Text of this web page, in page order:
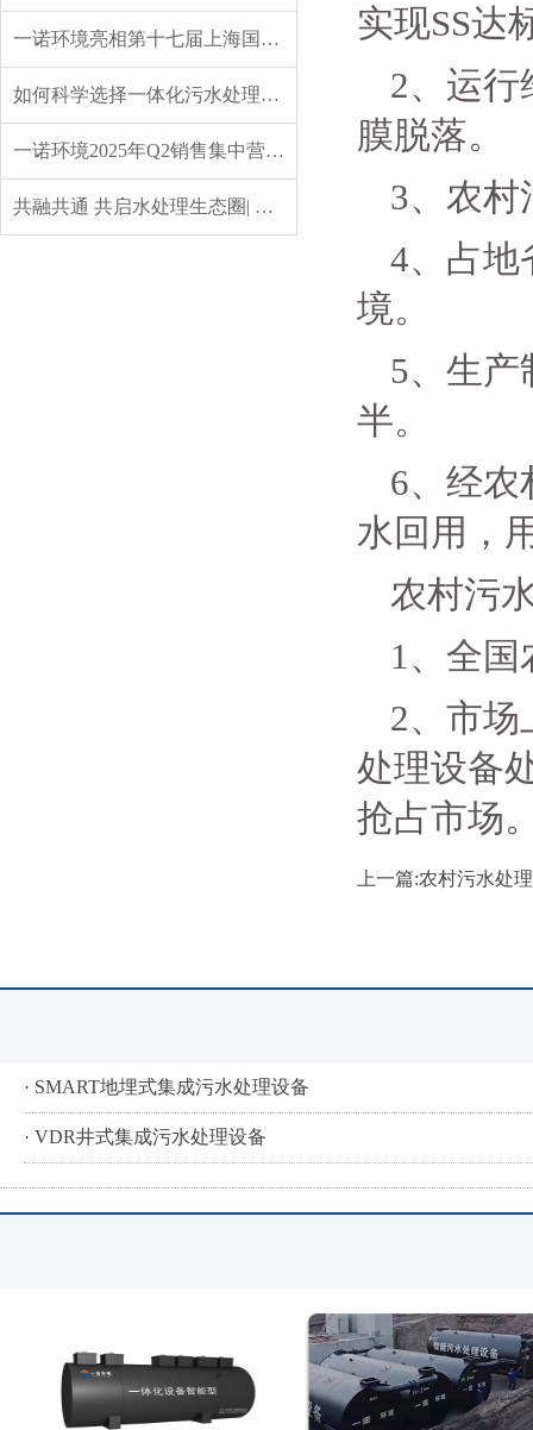
一诺环境亮相第十七届上海国际水展，创新水科技引领绿色未来
如何科学选择一体化污水处理设备？实用指南来了
一诺环境2025年Q2销售集中营：赋能成长，共启新程
共融共通 共启水处理生态圈| 英诺格林成立20周年供应商大会定义水处理未来式
实现SS达
2、运行
膜脱落。
3、农村
4、占地
境。
5、生产
半。
6、经农
水回用，
农村污
1、全国
2、市场
处理设备
抢占市场
上一篇:农村污水处
· SMART地埋式集成污水处理设备
· VDR井式集成污水处理设备